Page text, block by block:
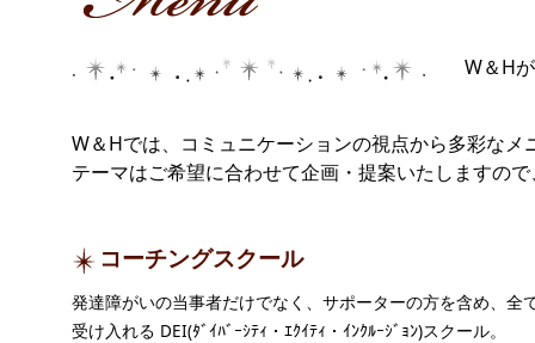
W＆H
W＆Hでは、コミュニケーションの視点から多彩な
テーマはご希望に合わせて企画・提案いたしますの
コーチングスクール
発達障がいの当事者だけでなく、サポーターの方を含め、全
受け入れる DEI(ﾀﾞｲﾊﾞｰｼﾃｨ・ｴｸｲﾃｨ・ｲﾝｸﾙｰｼﾞｮﾝ)スクール。